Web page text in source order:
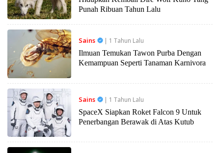
Punah Ribuan Tahun Lalu
Sains
| 1 Tahun Lalu
Ilmuan Temukan Tawon Purba Dengan
Kemampuan Seperti Tanaman Karnivora
Sains
| 1 Tahun Lalu
SpaceX Siapkan Roket Falcon 9 Untuk
Penerbangan Berawak di Atas Kutub